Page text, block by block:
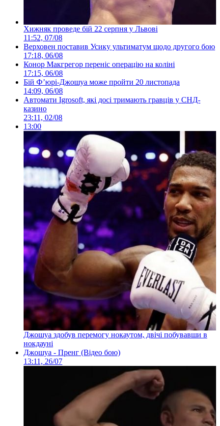
Хижняк проведе бій 22 серпня у Львові
11:52, 07/08
Верховен поставив Усику ультиматум щодо другого бою
17:18, 06/08
Конор Макгрегор переніс операцію на коліні
17:15, 06/08
Бій Ф’юрі-Джошуа може пройти 20 листопада
14:09, 06/08
Автомати Igrosoft, які досі тримають гравців у СНД-
казино
23:11, 02/08
13:00
Джошуа здобув перемогу нокаутом, двічі побувавши в
нокдауні
Джошуа - Пренг (Відео бою)
13:11, 26/07